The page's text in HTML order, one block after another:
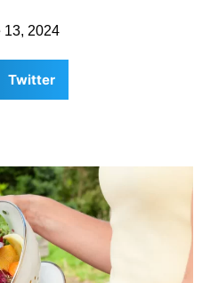
13, 2024
Twitter